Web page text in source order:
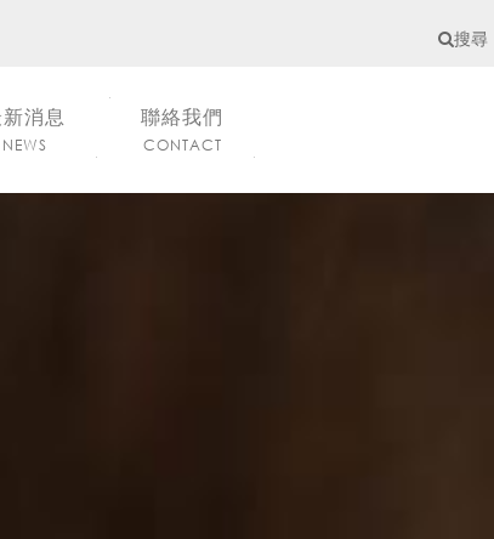
搜尋
消息
NEWS
聯絡我們
CONTACT